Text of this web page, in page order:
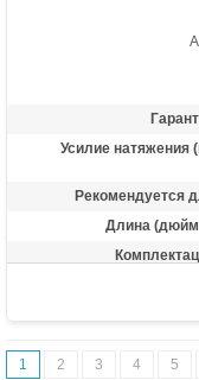
Усилие натяжения
Рекомендуется
Длина
Материалы
1 2 3 4 5